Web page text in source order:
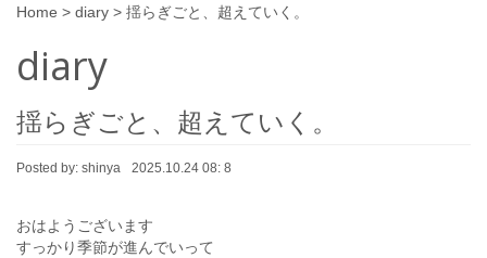
Home > diary > 揺らぎごと、超えていく。
diary
揺らぎごと、超えていく。
Posted by: shinya 2025.10.24 08: 8
おはようございます
すっかり季節が進んでいって